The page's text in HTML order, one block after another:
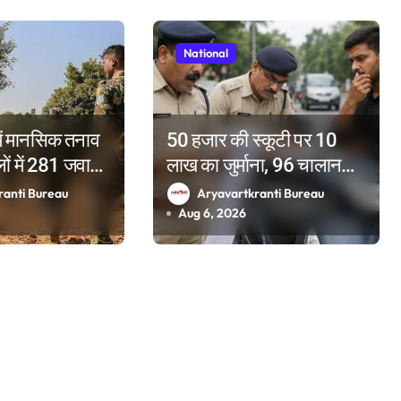
तनाव
में 281 जवानों
में टूटे
Bureau
National
50 हजार की स्कूटी पर 10
लाख का जुर्माना, 96 चालान
पेंडिंग देख पुलिस के भी उड़े होश
Aryavartkranti Bureau
Aug 6, 2026